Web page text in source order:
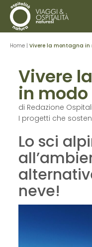
Home | Vivere la montagna in
Vivere
in
di Redazione
I progetti che
Lo sci
neve!